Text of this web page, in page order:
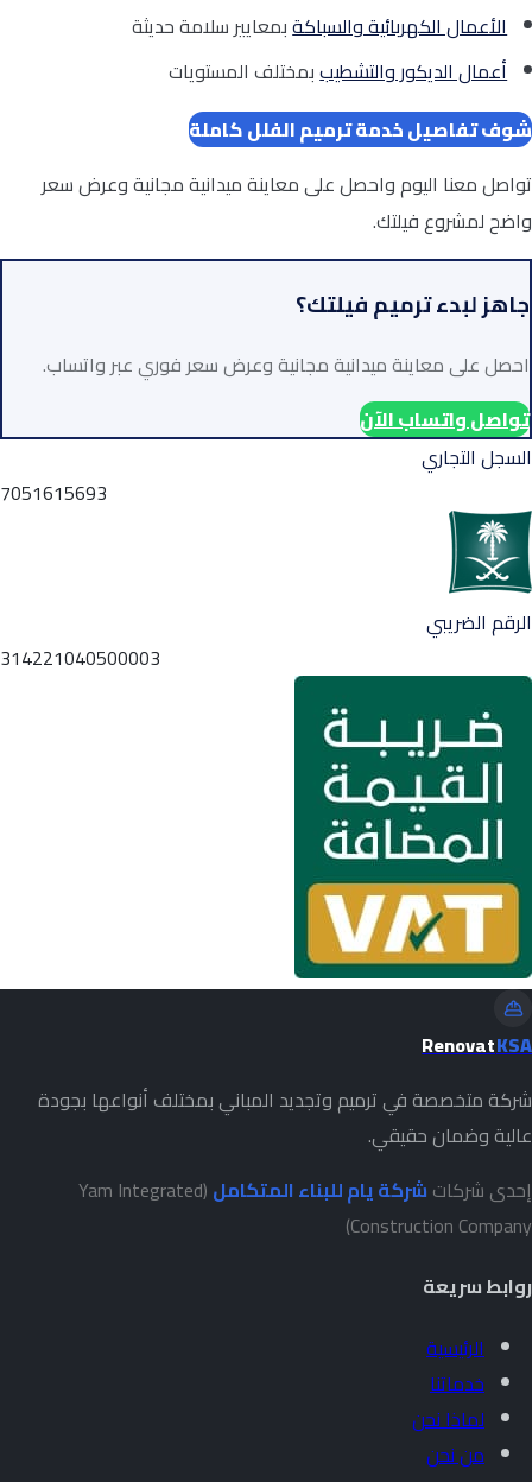
الأعمال الكهربائية والسباكةبمعايير سلامة حديثة
أعمال الديكور والتشطيببمختلف المستويات
شوف تفاصيل خدمة ترميم الفلل كاملة
تواصل معنا اليوم واحصل على معاينة ميدانية مجانية وعرض سعر
واضح لمشروع فيلتك.
جاهز لبدء ترميم فيلتك؟
احصل على معاينة ميدانية مجانية وعرض سعر فوري عبر واتساب.
تواصل واتساب الآن
السجل التجاري
7051615693
الرقم الضريبي
314221040500003
RenovatKSA
شركة متخصصة في ترميم وتجديد المباني بمختلف أنواعها بجودة
عالية وضمان حقيقي.
إحدى شركاتشركة يام للبناء المتكامل (Yam Integrated
Construction Company)
روابط سريعة
الرئيسية
خدماتنا
لماذا نحن
من نحن